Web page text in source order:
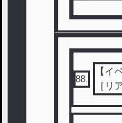
88.
【イ
［リ